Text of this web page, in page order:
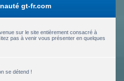
gt-fr.com
sur le site entièrement consacré à
pas à venir vous présenter en quelques
se détend !